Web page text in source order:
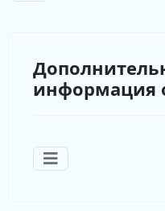
информация